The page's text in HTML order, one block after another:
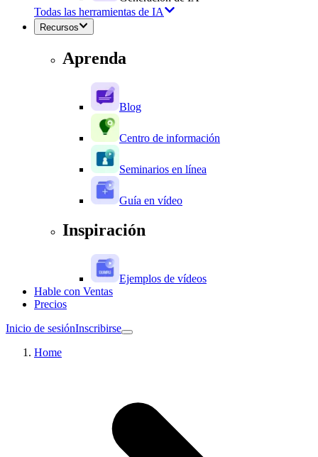
Todas las herramientas de IA
Recursos
Aprenda
Blog
Centro de información
Seminarios en línea
Guía en vídeo
Inspiración
Ejemplos de vídeos
Hable con Ventas
Precios
Inicio de sesiónInscribirse
Home